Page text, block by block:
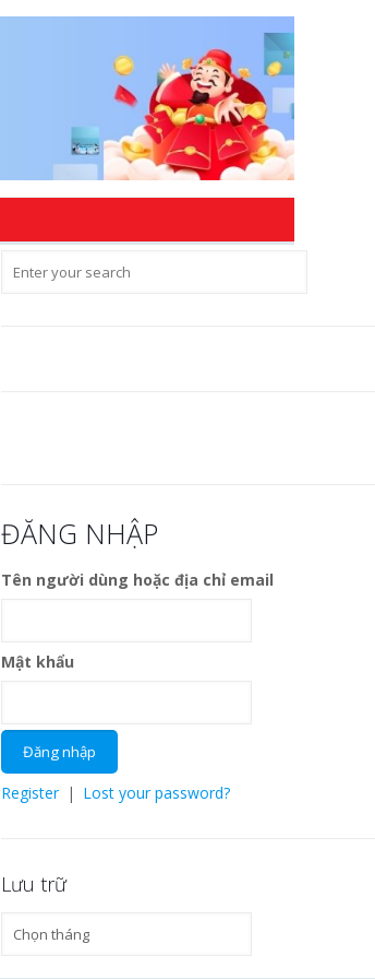
ĐĂNG NHẬP
Tên người dùng hoặc địa chỉ email
Mật khẩu
Register | Lost your password?
Lưu trữ
Lưu